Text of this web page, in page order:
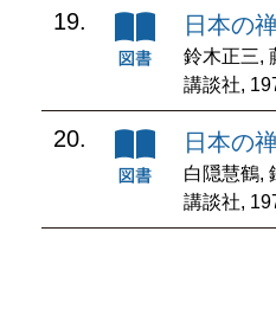
19. 日本の
鈴木正三,
講談社,
20. 日本の
白隠慧鶴,
講談社,